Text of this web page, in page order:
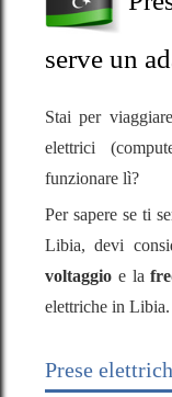
serve un
Stai per
elettrici
funzionare lì?
Per sapere se ti
Libia, devi
voltaggioe la
elettriche in Libia.
Prese